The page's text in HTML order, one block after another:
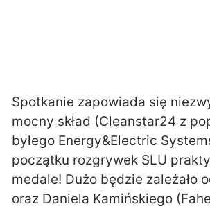
Spotkanie zapowiada się
mocny skład (Cleanstar24 z
byłego Energy&Electric
początku rozgrywek SLU
medale! Dużo będzie zależało
oraz Daniela Kamińskiego